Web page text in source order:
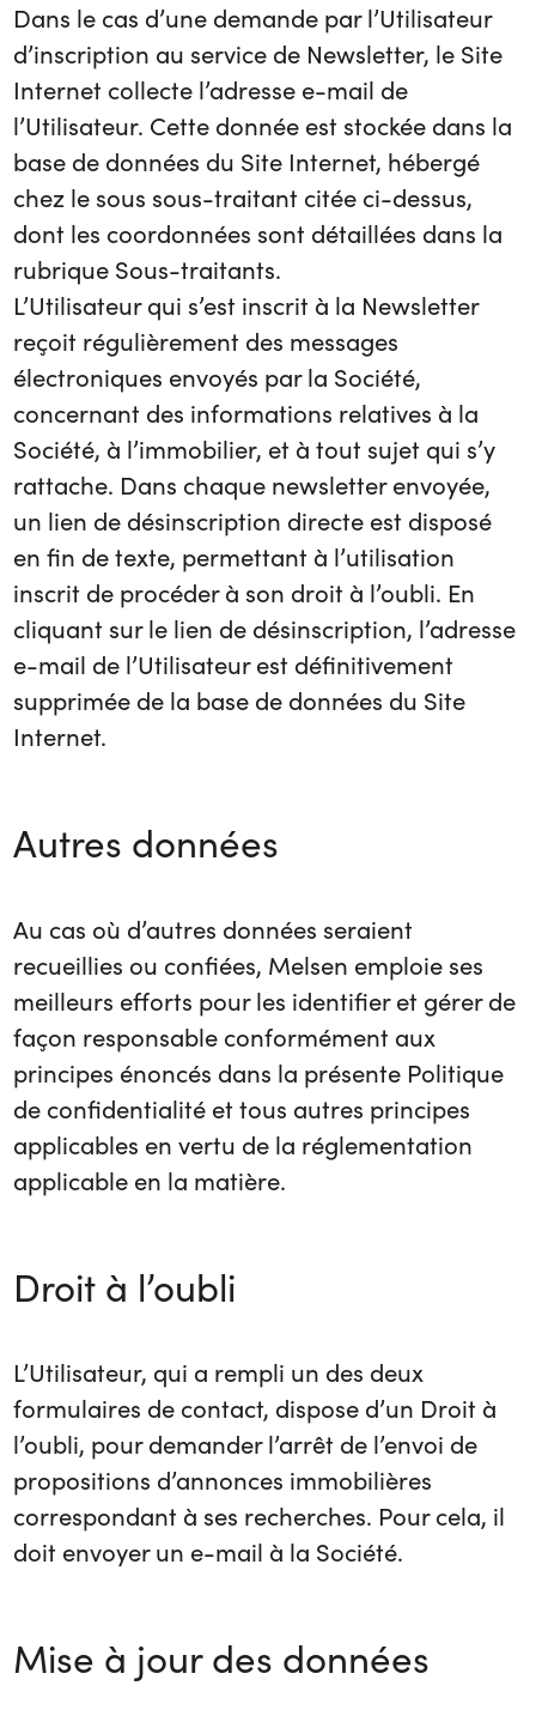
Dans le cas d’une demande par l’Utilisateur
d’inscription au service de Newsletter, le Site
Internet collecte l’adresse e-mail de
l’Utilisateur. Cette donnée est stockée dans la
base de données du Site Internet, hébergé
chez le sous sous-traitant citée ci-dessus,
dont les coordonnées sont détaillées dans la
rubrique Sous-traitants.
L’Utilisateur qui s’est inscrit à la Newsletter
reçoit régulièrement des messages
électroniques envoyés par la Société,
concernant des informations relatives à la
Société, à l’immobilier, et à tout sujet qui s’y
rattache. Dans chaque newsletter envoyée,
un lien de désinscription directe est disposé
en fin de texte, permettant à l’utilisation
inscrit de procéder à son droit à l’oubli. En
cliquant sur le lien de désinscription, l’adresse
e-mail de l’Utilisateur est définitivement
supprimée de la base de données du Site
Internet.
Autres données
Au cas où d’autres données seraient
recueillies ou confiées, Melsen emploie ses
meilleurs efforts pour les identifier et gérer de
façon responsable conformément aux
principes énoncés dans la présente Politique
de confidentialité et tous autres principes
applicables en vertu de la réglementation
applicable en la matière.
Droit à l’oubli
L’Utilisateur, qui a rempli un des deux
formulaires de contact, dispose d’un Droit à
l’oubli, pour demander l’arrêt de l’envoi de
propositions d’annonces immobilières
correspondant à ses recherches. Pour cela, il
doit envoyer un e-mail à la Société.
Mise à jour des données